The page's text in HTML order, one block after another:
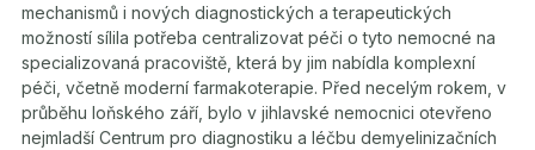
mechanismů i nových diagnostických a terapeutických
možností sílila potřeba centralizovat péči o tyto nemocné na
specializovaná pracoviště, která by jim nabídla komplexní
péči, včetně moderní farmakoterapie. Před necelým rokem, v
průběhu loňského září, bylo v jihlavské nemocnici otevřeno
nejmladší Centrum pro diagnostiku a léčbu demyelinizačních